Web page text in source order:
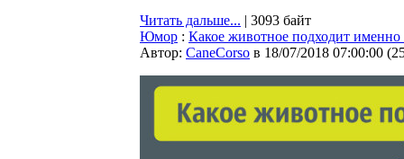
Читать дальше... | 3093 байт
Юмор : Какое животное подходит именно
Автор: CaneCorso в 18/07/2018 07:00:00 (